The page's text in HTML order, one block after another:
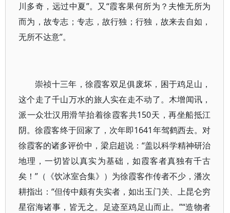
川多奇，远过中夏”。又“霞客果何所为？夫惟无所为
而为，故专志；专志，故行独；行独，故来去自如，
无所不达意”。
崇祯十三年，徐霞客双足俱废坏，困于鸡足山，
这个走了千山万水的旅人实在走不动了。木增闻讯，
派一众壮汉用滑竿抬着徐霞客共150天，再坐船抵江
阴。徐霞客终于回家了，次年即1641年驾鹤西去。对
徐霞客的诸多评价中，梁启超说：“盖以科学精神研治
地理，一切皆以真实为基础，如霞客者真独有千古
矣！”（《饮冰室合集》）为徐霞客作传者不少，潘次
耕指出：“但传中颇有失实者，如出玉门关、上昆仑穷
星宿海诸事，皆无之。足迹至鸡足山而止。”“造物者